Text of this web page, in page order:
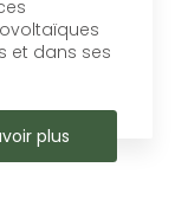
et dans ses
plus